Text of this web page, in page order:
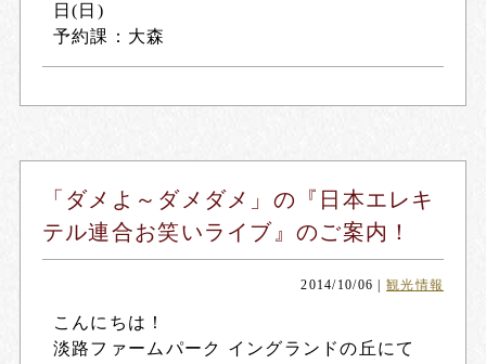
日(日)
予約課：大森
「ダメよ～ダメダメ」の『日本エレキ
テル連合お笑いライブ』のご案内！
2014/10/06 観光情報
こんにちは！
淡路ファームパーク イングランドの丘 にて